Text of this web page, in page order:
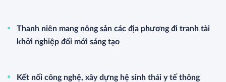
Thanh niên mang nông sản các địa phương đi tranh tài
khởi nghiệp đổi mới sáng tạo
Kết nối công nghệ, xây dựng hệ sinh thái y tế thông